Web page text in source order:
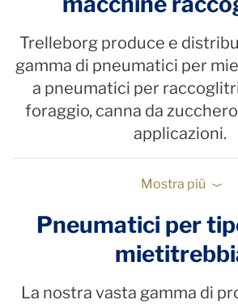
Trelleborg produce e
gamma di pneumatici per
a pneumatici per
foraggio, canna da
applicazioni.
Mostra più
Pneumatici per
La nostra vasta gamma di